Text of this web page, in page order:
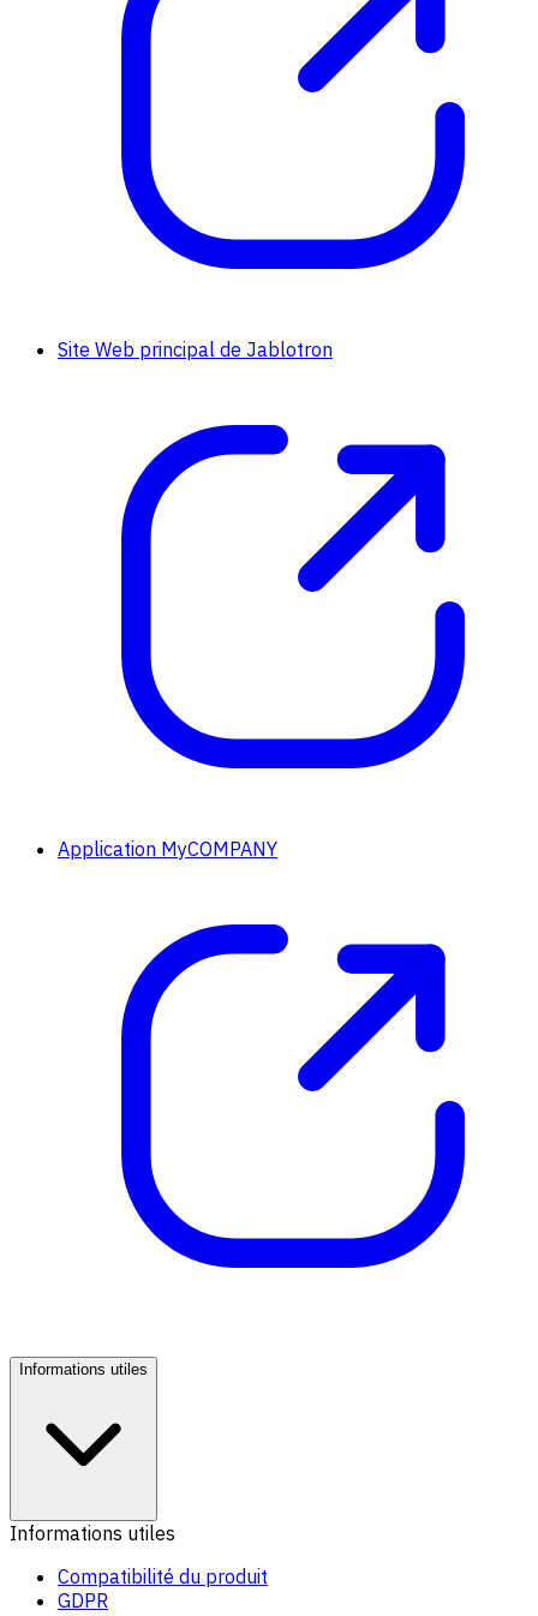
Site Web principal de Jablotron
Application MyCOMPANY
Informations utiles
Informations utiles
Compatibilité du produit
GDPR